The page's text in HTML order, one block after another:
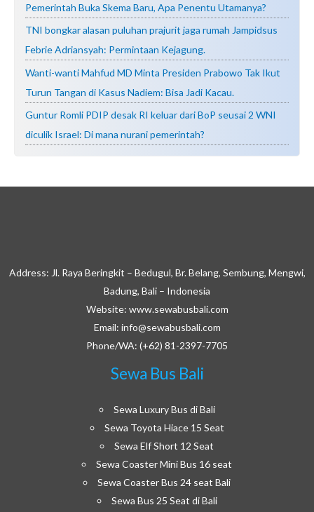
Pemerintah Buka Skema Baru, Apa Penentu Utamanya?
TNI bongkar alasan puluhan prajurit jaga rumah Jampidsus
Febrie Adriansyah: Permintaan Kejagung.
Wanti-wanti Mahfud MD Minta Presiden Prabowo Tak Ikut
Turun Tangan di Kasus Nadiem: Bisa Jadi Kacau.
Guntur Romli PDIP desak RI keluar dari BoP seusai 2 WNI
diculik Israel: Di mana nurani pemerintah?
Address: Jl. Raya Beringkit – Bedugul, Br. Belang, Sembung, Mengwi,
Badung, Bali – Indonesia
Website: www.sewabusbali.com
Email: info@sewabusbali.com
Phone/WA: (+62) 81-2397-7705
Sewa Bus Bali
Sewa Luxury Bus di Bali
Sewa Toyota Hiace 15 Seat
Sewa Elf Short 12 Seat
Sewa Coaster Mini Bus 16 seat
Sewa Coaster Bus 24 seat Bali
Sewa Bus 25 Seat di Bali